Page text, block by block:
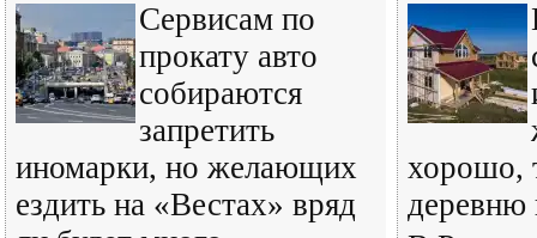
Сервисам по
прокату авто
собираются
запретить
иномарки, но желающих
ездить на «Вестах» вряд
хорошо,
деревню